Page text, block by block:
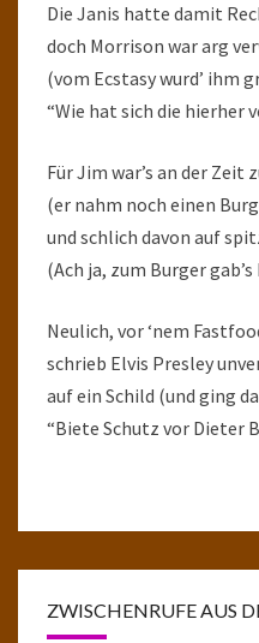
Die Janis hatte damit
doch Morrison war arg
(vom Ecstasy wurd’ ihm
“Wie hat sich die hierher
Für Jim war’s an der Zeit
(er nahm noch einen
und schlich davon auf
(Ach ja, zum Burger
Neulich, vor ‘nem
schrieb Elvis Presley
auf ein Schild (und ging
“Biete Schutz vor Dieter
ZWISCHENRUFE AUS